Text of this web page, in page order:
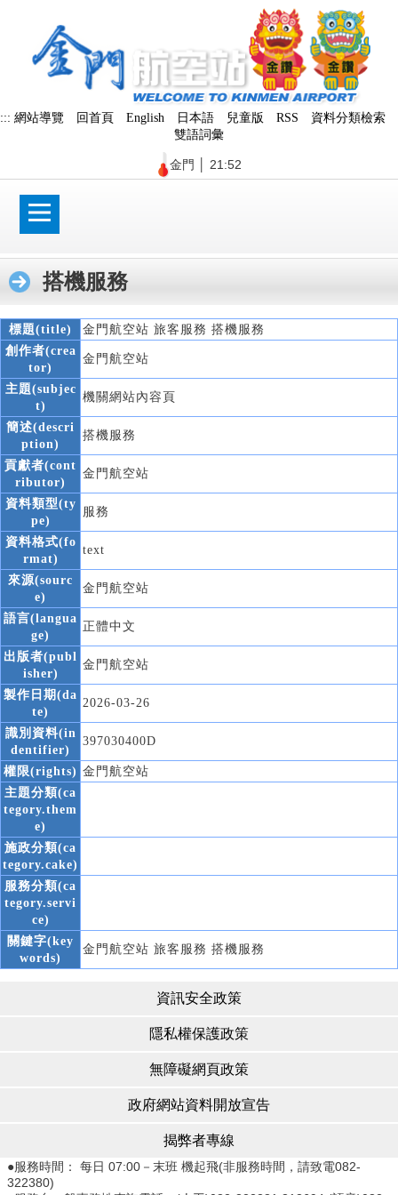
塊
::: 網站導覽 回首頁 English 日本語 兒童版 RSS
資料分類檢索
雙語詞彙
金門 21:52
搭機服務
標題(title)
金門航空站 旅客服務 搭機服務
創作者(crea
tor)
金門航空站
主題(subjec
t)
機關網站內容頁
簡述(descri
ption)
搭機服務
貢獻者(cont
ributor)
金門航空站
資料類型(ty
pe)
服務
資料格式(fo
rmat)
text
來源(sourc
e)
金門航空站
語言(langua
ge)
正體中文
出版者(publ
isher)
金門航空站
製作日期(da
te)
2026-03-26
識別資料(in
dentifier)
397030400D
權限(rights) 金門航空站
主題分類(ca
tegory.them
e)
施政分類(ca
tegory.cake)
服務分類(ca
tegory.servi
ce)
關鍵字(key
words)
金門航空站 旅客服務 搭機服務
資訊安全政策
隱私權保護政策
無障礙網頁政策
政府網站資料開放宣告
揭弊者專線
●服務時間： 每日 07:00－末班 機起飛(非服務時間，請致電082-
322380)